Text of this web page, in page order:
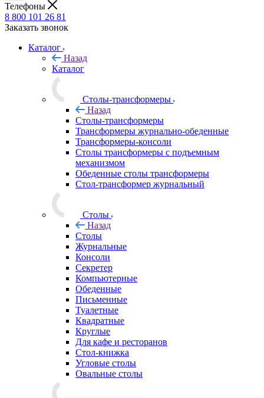
Телефоны
8 800 101 26 81
Заказать звонок
Каталог
Назад
Каталог
Столы-трансформеры
Назад
Столы-трансформеры
Трансформеры журнально-обеденные
Трансформеры-консоли
Столы трансформеры с подъемным
механизмом
Обеденные столы трансформеры
Стол-трансформер журнальный
Столы
Назад
Столы
Журнальные
Консоли
Секретер
Компьютерные
Обеденные
Письменные
Туалетные
Квадратные
Круглые
Для кафе и ресторанов
Стол-книжка
Угловые столы
Овальные столы